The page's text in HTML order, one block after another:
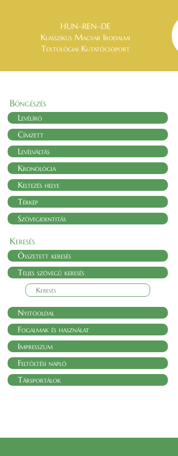
HUN–REN–DE
Klasszikus Magyar Irodalmi
Textológiai Kutatócsoport
Böngészés
Levélíró
Címzett
Levélváltás
Kronológia
Keltezés helye
Térkép
Szövegidentitás
Keresés
Összetett keresés
Teljes szövegű keresés
Nyitóoldal
Fogalmak és használat
Impresszum
Feltöltési napló
Társportálok